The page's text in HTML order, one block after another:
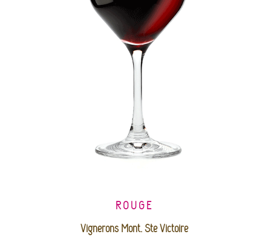
ROUGE
Vignerons Mont. Ste Victoire